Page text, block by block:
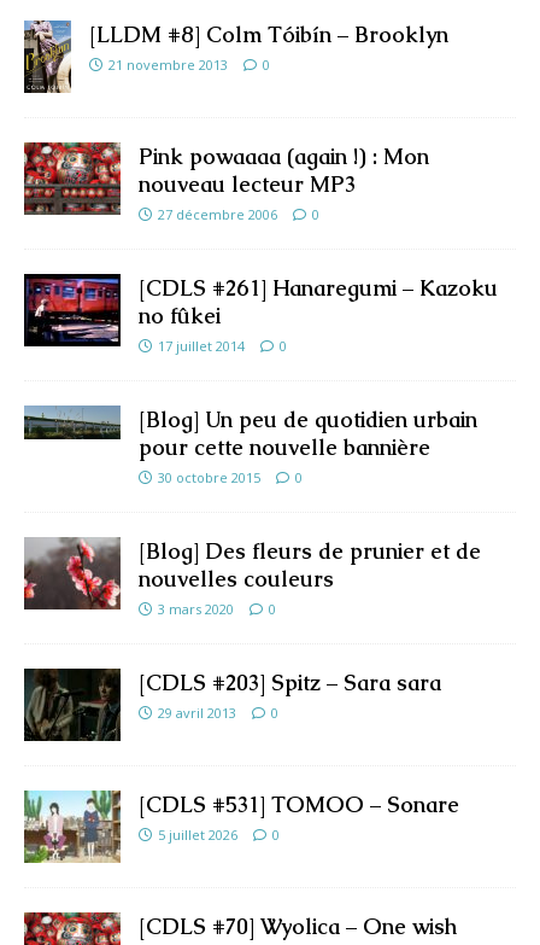
[LLDM #8] Colm Tóibín – Brooklyn
21 novembre 2013 0
Pink powaaaa (again !) : Mon
nouveau lecteur MP3
27 décembre 2006 0
[CDLS #261] Hanaregumi – Kazoku
no fûkei
17 juillet 2014 0
[Blog] Un peu de quotidien urbain
pour cette nouvelle bannière
30 octobre 2015 0
[Blog] Des fleurs de prunier et de
nouvelles couleurs
3 mars 2020 0
[CDLS #203] Spitz – Sara sara
29 avril 2013 0
[CDLS #531] TOMOO – Sonare
5 juillet 2026 0
[CDLS #70] Wyolica – One wish